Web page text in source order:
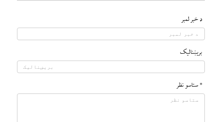
د خبر لمبر
بريښناليک
* ستاسو نظر